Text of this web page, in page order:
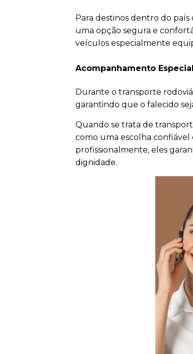
Para destinos dentro do
uma opção segura e
veículos especialmente
Acompanhamento
Durante o transporte
garantindo que o falecido
Quando se trata de
como uma escolha confiável
profissionalmente, eles
dignidade.